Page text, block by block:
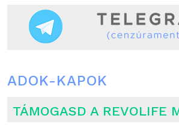
ADOK-KAPOK
TÁMOGASD A REVOLIFE